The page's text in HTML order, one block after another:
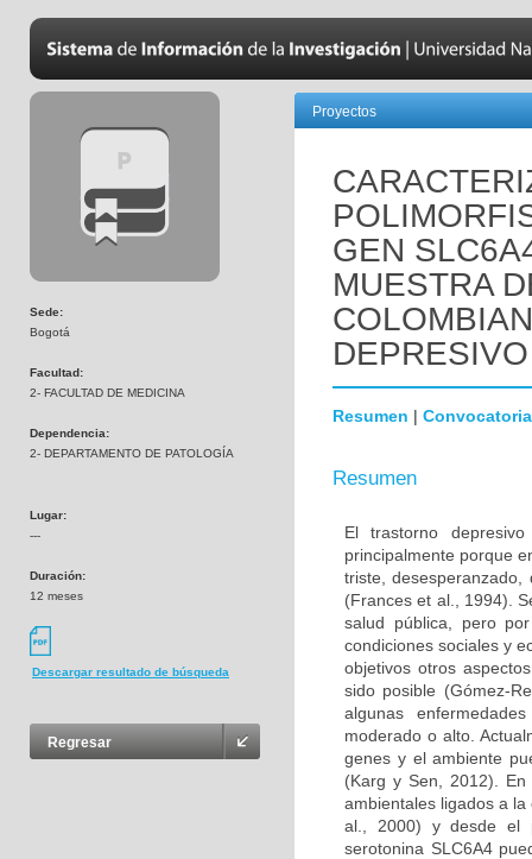
Sede:
Bogotá
Facultad:
2- FACULTAD DE MEDICINA
Dependencia:
2- DEPARTAMENTO DE PATOLOGÍA
Lugar:
---
Duración:
12 meses
Descargar resultado de búsqueda
Regresar
Proyectos
GEN
MUESTRA
Resumen | Convocatoria
Resumen
El trastorno
principalmente porque
triste,
(Frances et al., 1994).
salud pública, pero
condiciones sociales y
objetivos otros
sido posible (Gómez-
algunas
moderado o alto.
genes y el ambiente
(Karg y Sen, 2012).
ambientales ligados a
al., 2000) y desde el
serotonina SLC6A4